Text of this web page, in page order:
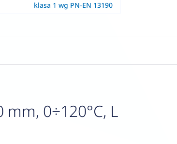
klasa 1 wg PN-EN 13190
0÷120°C, L